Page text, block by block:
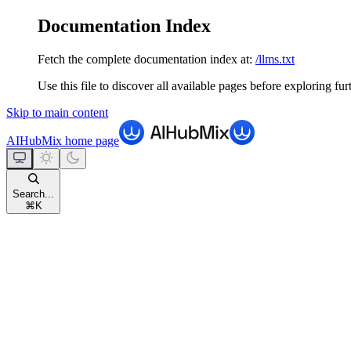
Documentation Index
Fetch the complete documentation index at: /llms.txt
Use this file to discover all available pages before exploring
Skip to main content
AIHubMix home page
Search...
⌘ K